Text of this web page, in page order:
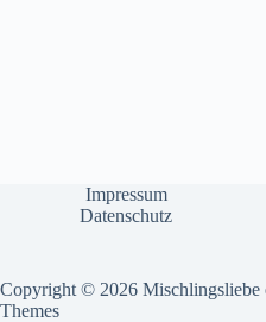
Impressum
Datenschutz
Copyright © 2026 Mischlingsliebe
Themes